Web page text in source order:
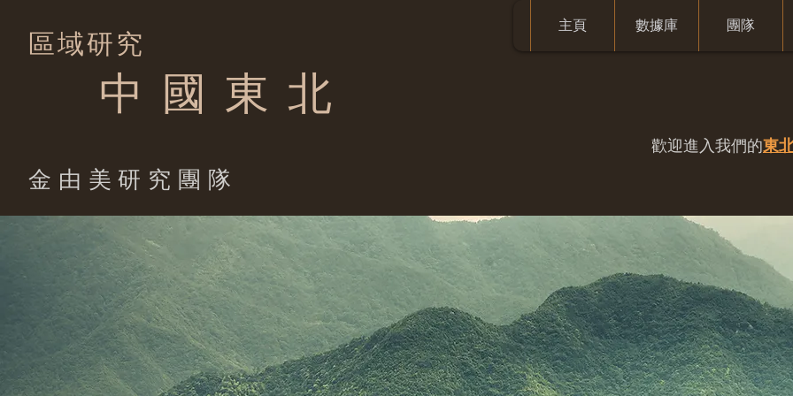
主頁 數據庫 團隊
區域研究
中 國 東 北
​金由美研究團隊
歡迎進入我們的東